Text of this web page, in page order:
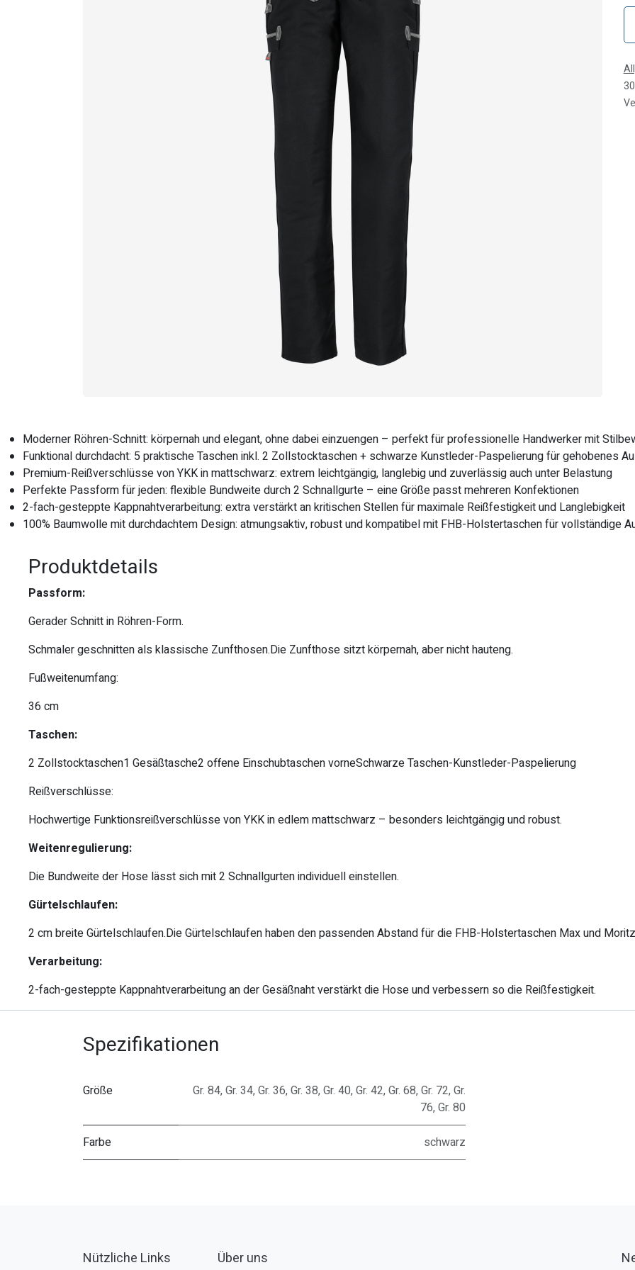
Moderner Röhren-Schnitt: körpernah und elegant, ohne dabei einzuengen – perfekt für professionelle Handwerker mit
Funktional durchdacht: 5 praktische Taschen inkl. 2 Zollstocktaschen + schwarze Kunstleder-Paspelierung für gehobenes
Premium-Reißverschlüsse von YKK in mattschwarz: extrem leichtgängig, langlebig und zuverlässig auch unter Belastung
Perfekte Passform für jeden: flexible Bundweite durch 2 Schnallgurte – eine Größe passt mehreren Konfektionen
2-fach-gesteppte Kappnahtverarbeitung: extra verstärkt an kritischen Stellen für maximale Reißfestigkeit und Langlebigkeit
100% Baumwolle mit durchdachtem Design: atmungsaktiv, robust und kompatibel mit FHB-Holstertaschen für vollständige
Produktdetails
Passform:
Gerader Schnitt in Röhren-Form.
Schmaler geschnitten als klassische Zunfthosen.Die Zunfthose sitzt körpernah, aber nicht hauteng.
Fußweitenumfang:
36 cm
Taschen:
2 Zollstocktaschen1 Gesäßtasche2 offene Einschubtaschen vorneSchwarze Taschen-Kunstleder-Paspelierung
Reißverschlüsse:
Hochwertige Funktionsreißverschlüsse von YKK in edlem mattschwarz – besonders leichtgängig und robust.
Weitenregulierung:
Die Bundweite der Hose lässt sich mit 2 Schnallgurten individuell einstellen.
Gürtelschlaufen:
2 cm breite Gürtelschlaufen.Die Gürtelschlaufen haben den passenden Abstand für die FHB-Holstertaschen Max und
Verarbeitung:
2-fach-gesteppte Kappnahtverarbeitung an der Gesäßnaht verstärkt die Hose und verbessern so die Reißfestigkeit.
Spezifikationen
Größe Gr. 84,Gr. 34,Gr. 36,Gr. 38,Gr. 40,Gr. 42,Gr. 68,Gr. 72,Gr.
76,Gr. 80
Farbe schwarz
Nützliche Links Über uns